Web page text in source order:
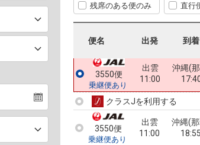
残席のある便のみ 直行
便名 出発 到着
3550便
出雲
11:00
沖縄(
クラスJを利用する
3550便
乗継便あり
出雲
11:00
沖縄(
クラスJを利用する
3550便
乗継便あり
出雲
11:00
沖縄(
18:55